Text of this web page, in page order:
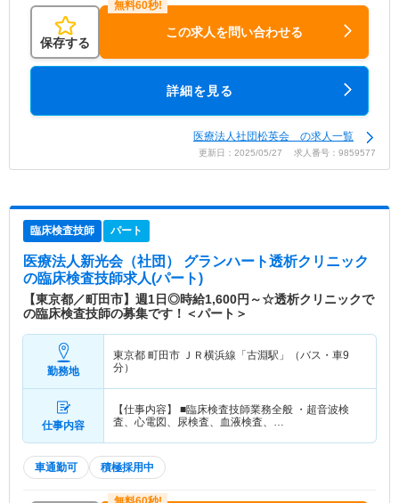
保存する
この求人を問い合わせる
詳細を見る
医療法人社団松英会 の求人一覧
更新日：2025/05/27 求人番号：9859577
臨床検査技師 パート
医療法人新光会（社団） グランハート透析クリニック
の臨床検査技師求人(パート)
【東京都／町田市】週1日◎時給1,600円～☆透析クリニックで
の臨床検査技師の募集です！＜パート＞
勤務地
東京都 町田市 ＪＲ横浜線「古淵駅」（バス・車9
分）
仕事内容
【仕事内容】 ■臨床検査技師業務全般 ・超音波検
査、心電図、尿検査、血液検査、…
車通勤可 積極採用中